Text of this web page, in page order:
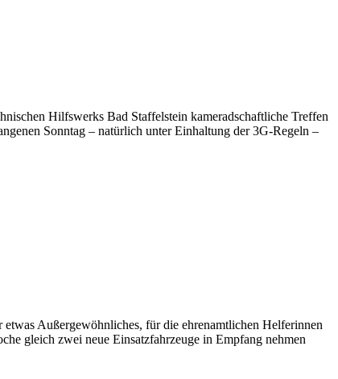
Hilfswerks Bad Staffelstein kameradschaftliche Treffen
Sonntag – natürlich unter Einhaltung der 3G-Regeln –
Außergewöhnliches, für die ehrenamtlichen Helferinnen
gleich zwei neue Einsatzfahrzeuge in Empfang nehmen